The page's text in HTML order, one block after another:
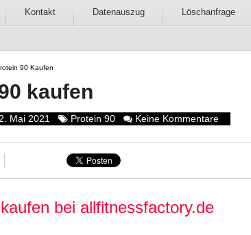
Kontakt Datenauszug Löschanfrage
90 Kaufen
kaufen
2. Mai 2021 Protein 90 Keine Kommentare
bei allfitnessfactory.de